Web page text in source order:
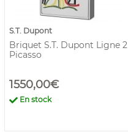
S.T. Dupont
Briquet S.T. Dupont Ligne 2
Picasso
1550,00€
En stock